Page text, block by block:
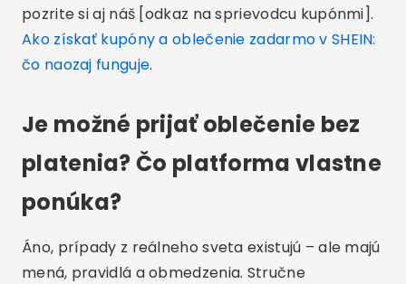
pozrite si aj náš [odkaz na sprievodcu kupónmi].
Ako získať kupóny a oblečenie zadarmo v SHEIN:
čo naozaj funguje.
Je možné prijať oblečenie bez
platenia? Čo platforma vlastne
ponúka?
Áno, prípady z reálneho sveta existujú – ale majú
mená, pravidlá a obmedzenia. Stručne